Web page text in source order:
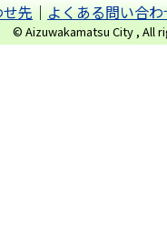
先｜よくある問い合
© Aizuwakamatsu City , All